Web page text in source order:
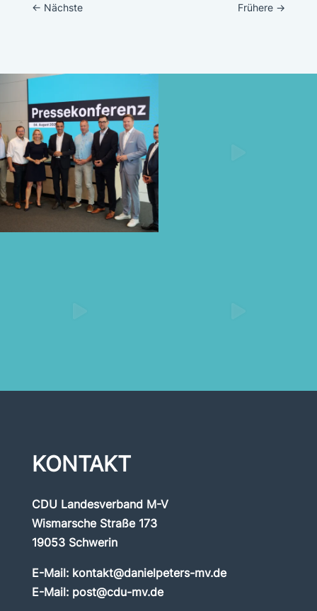
← Nächste Frühere →
KONTAKT
CDU Landesverband M-V
Wismarsche Straße 173
19053 Schwerin
E-Mail: kontakt@danielpeters-mv.de
E-Mail: post@cdu-mv.de